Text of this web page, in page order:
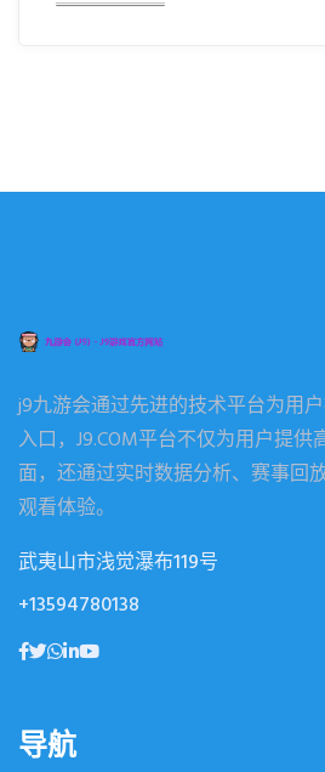
j9九游会通过先进的技术平台为用
入口，J9.COM平台不仅为用户提
面，还通过实时数据分析、赛事回
观看体验。
武夷山市浅觉瀑布119号
+13594780138
导航